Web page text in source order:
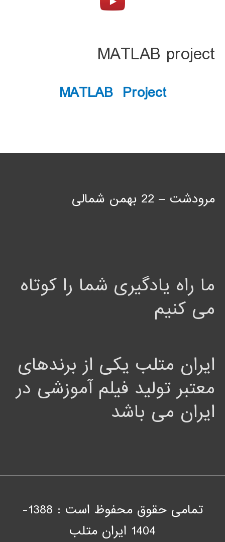
MATLAB project
MATLAB Project
مرودشت – 22 بهمن شمالی
ما راه یادگیری شما را کوتاه
می کنیم
ایران متلب یکی از برندهای
معتبر تولید فیلم آموزشی در
ایران می باشد
تمامی حقوق محفوظ است : 1388-
1404 ايران متلب